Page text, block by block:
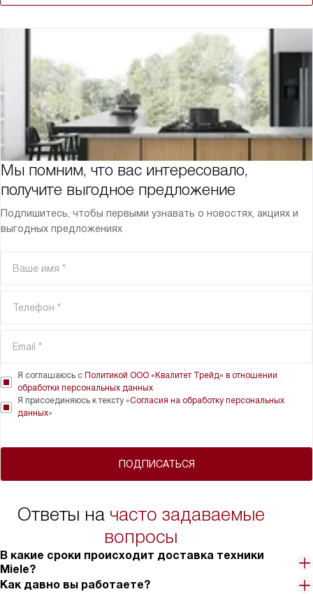
Мы помним, что вас интересовало,
получите выгодное предложение
Подпишитесь, чтобы первыми узнавать о новостях, акциях и
выгодных предложениях
ПОДПИСАТЬСЯ
Я соглашаюсь с Политикой ООО «Квалитет Трейд» в отношении
обработки персональных данных
Я присоединяюсь к тексту «Согласия на обработку персональных
данных»
Ответы на часто задаваемые
вопросы
В какие сроки происходит доставка техники
Miele?
Как давно вы работаете?